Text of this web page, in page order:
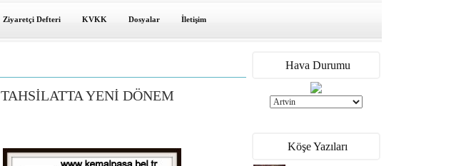
Ziyaretçi Defteri KVKK Dosyalar İletişim
TAHSİLATTA YENİ DÖNEM
Hava Durumu
Köşe Yazıları